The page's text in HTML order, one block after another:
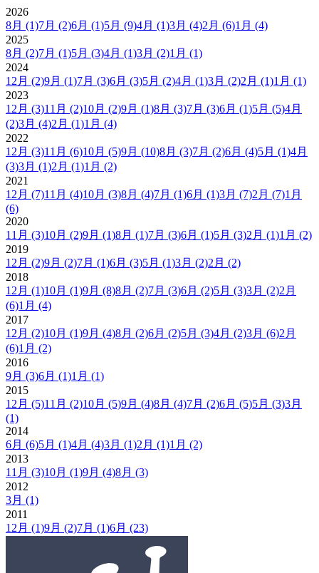
2026
8月 (1)7月 (2)6月 (1)5月 (9)4月 (1)3月 (4)2月 (6)1月 (4)
2025
8月 (2)7月 (1)5月 (3)4月 (1)3月 (2)1月 (1)
2024
12月 (2)9月 (1)7月 (3)6月 (3)5月 (2)4月 (1)3月 (2)2月 (1)1月 (1)
2023
12月 (3)11月 (2)10月 (2)9月 (1)8月 (3)7月 (3)6月 (1)5月 (5)4月
(2)3月 (4)2月 (1)1月 (4)
2022
12月 (3)11月 (6)10月 (5)9月 (10)8月 (3)7月 (2)6月 (4)5月 (1)4月
(3)3月 (1)2月 (1)1月 (2)
2021
12月 (7)11月 (4)10月 (3)8月 (4)7月 (1)6月 (1)3月 (7)2月 (7)1月
(6)
2020
11月 (3)10月 (2)9月 (1)8月 (1)7月 (3)6月 (1)5月 (3)2月 (1)1月 (2)
2019
12月 (2)9月 (2)7月 (1)6月 (3)5月 (1)3月 (2)2月 (2)
2018
12月 (1)10月 (1)9月 (8)8月 (2)7月 (3)6月 (2)5月 (3)3月 (2)2月
(6)1月 (4)
2017
12月 (2)10月 (1)9月 (4)8月 (2)6月 (2)5月 (3)4月 (2)3月 (6)2月
(6)1月 (2)
2016
9月 (3)6月 (1)1月 (1)
2015
12月 (5)11月 (2)10月 (5)9月 (4)8月 (4)7月 (2)6月 (5)5月 (3)3月
(1)
2014
6月 (6)5月 (1)4月 (4)3月 (1)2月 (1)1月 (2)
2013
11月 (3)10月 (1)9月 (4)8月 (3)
2012
3月 (1)
2011
12月 (1)9月 (2)7月 (1)6月 (23)